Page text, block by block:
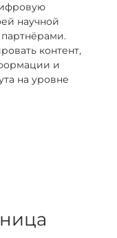
научной
контент,
и
на уровне